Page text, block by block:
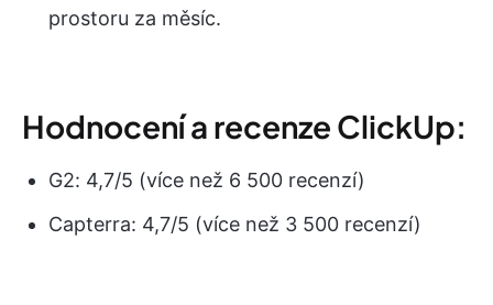
prostoru za měsíc.
Hodnocení a recenze ClickUp:
G2: 4,7/5 (více než 6 500 recenzí)
Capterra: 4,7/5 (více než 3 500 recenzí)